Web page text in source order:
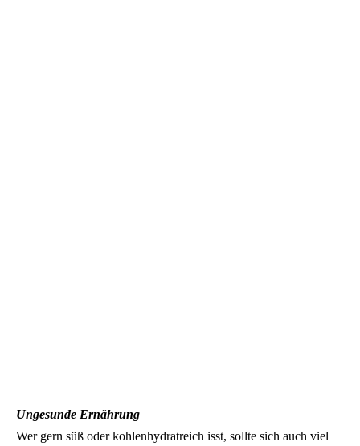
Ungesunde Ernährung
Wer gern süß oder kohlenhydratreich isst, sollte sich auch viel